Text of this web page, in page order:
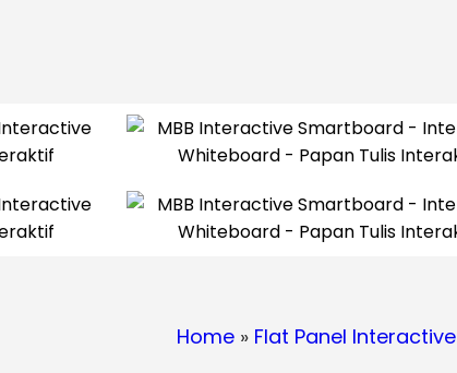
Home» Flat Panel Interactive